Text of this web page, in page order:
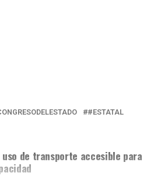
#ESTATAL
uso de transporte accesible para